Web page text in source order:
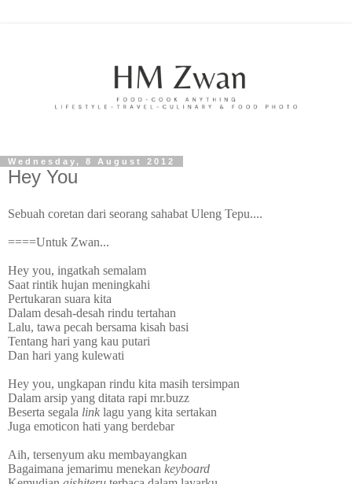
Wednesday, 8 August 2012
Hey You
Sebuah coretan dari seorang sahabat Uleng Tepu....
====Untuk Zwan...
Hey you, ingatkah semalam
Saat rintik hujan meningkahi
Pertukaran suara kita
Dalam desah-desah rindu tertahan
Lalu, tawa pecah bersama kisah basi
Tentang hari yang kau putari
Dan hari yang kulewati
Hey you, ungkapan rindu kita masih tersimpan
Dalam arsip yang ditata rapi mr.buzz
Beserta segala link lagu yang kita sertakan
Juga emoticon hati yang berdebar
Aih, tersenyum aku membayangkan
Bagaimana jemarimu menekan keyboard